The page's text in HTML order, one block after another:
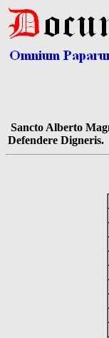
Sancto Alberto
Defendere Digneris.